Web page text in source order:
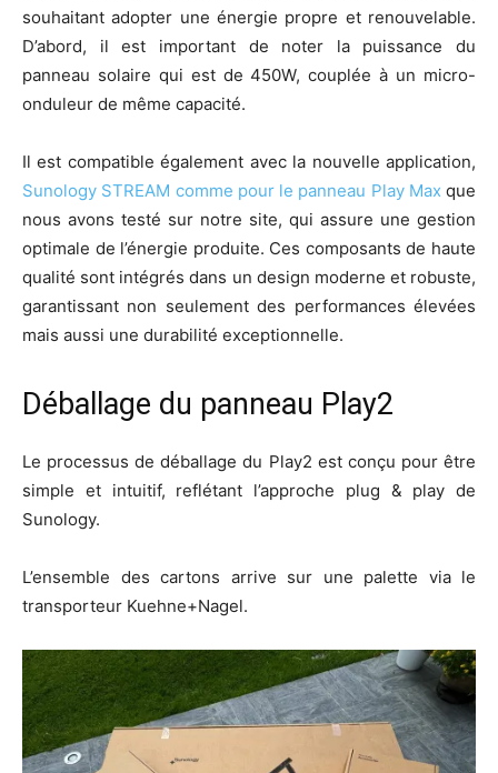
souhaitant adopter une énergie propre et renouvelable.
D’abord, il est important de noter la puissance du
panneau solaire qui est de 450W, couplée à un micro-
onduleur de même capacité.
Il est compatible également avec la nouvelle application,
Sunology STREAM comme pour le panneau Play Max que
nous avons testé sur notre site, qui assure une gestion
optimale de l’énergie produite. Ces composants de haute
qualité sont intégrés dans un design moderne et robuste,
garantissant non seulement des performances élevées
mais aussi une durabilité exceptionnelle.
Déballage du panneau Play2
Le processus de déballage du Play2 est conçu pour être
simple et intuitif, reflétant l’approche plug & play de
Sunology.
L’ensemble des cartons arrive sur une palette via le
transporteur Kuehne+Nagel.